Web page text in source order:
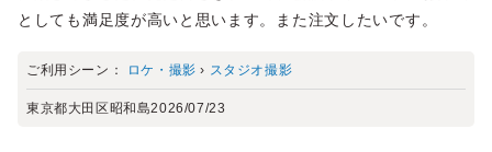
としても満足度が高いと思います。また注文したいです。
ご利用シーン： ロケ・撮影 › スタジオ撮影
東京都大田区昭和島2026/07/23